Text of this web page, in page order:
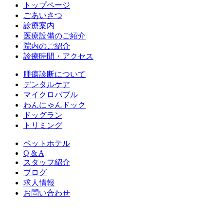
トップページ
ごあいさつ
診療案内
医療設備のご紹介
院内のご紹介
診療時間・アクセス
腫瘍診断について
デンタルケア
マイクロバブル
わんにゃんドック
ドッグラン
トリミング
ペットホテル
Q & A
スタッフ紹介
ブログ
求人情報
お問い合わせ